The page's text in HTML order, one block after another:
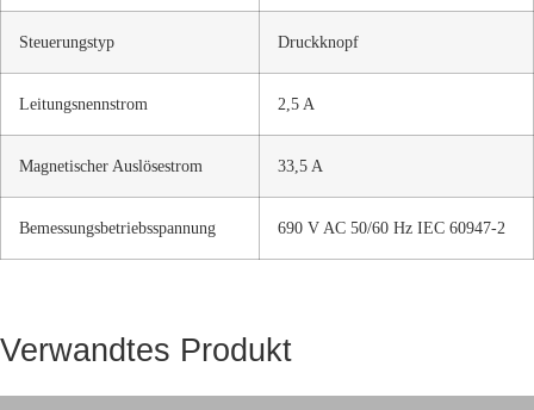
Steuerungstyp Druckknopf
Leitungsnennstrom 2,5 A
Magnetischer Auslösestrom 33,5 A
Bemessungsbetriebsspannung 690 V AC 50/60 Hz IEC 60947-2
Verwandtes Produkt